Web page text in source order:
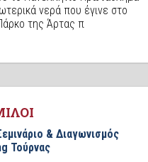
νερά που έγινε στο
της Άρτας π
& Διαγωνισμός
Τούρνας